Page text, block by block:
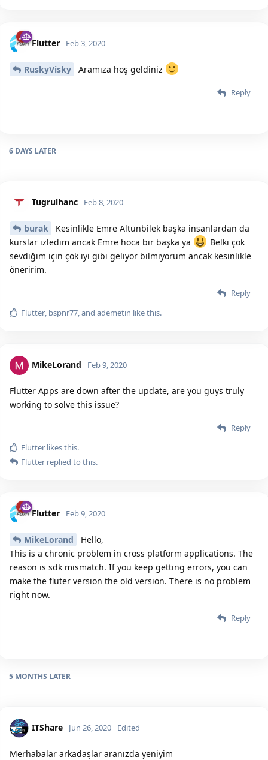
Flutter Feb 3, 2020
RuskyVisky Aramıza hoş geldiniz
Reply
6 DAYS LATER
Tugrulhanc Feb 8, 2020
burak
Kesinlikle Emre Altunbilek başka insanlardan da
kurslar izledim ancak Emre hoca bir başka ya
Belki çok
sevdiğim için çok iyi gibi geliyor bilmiyorum ancak kesinlikle
öneririm.
Reply
Flutter, bspnr77, and ademetin like this.
MikeLorand Feb 9, 2020
Flutter Apps are down after the update, are you guys truly
working to solve this issue?
Reply
Flutter likes this.
Flutter replied to this.
Flutter Feb 9, 2020
MikeLorand
Hello,
This is a chronic problem in cross platform applications. The
reason is sdk mismatch. If you keep getting errors, you can
make the fluter version the old version. There is no problem
right now.
Reply
5 MONTHS LATER
ITShare Jun 26, 2020 Edited
Merhabalar arkadaşlar aranızda yeniyim